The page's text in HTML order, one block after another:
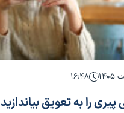
۱۶:۴۸
را به تعویق بیاندازید